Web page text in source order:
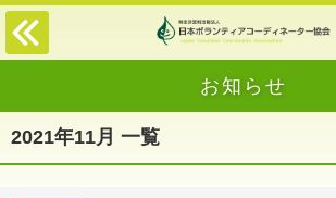
お知らせ
2021年11月 一覧